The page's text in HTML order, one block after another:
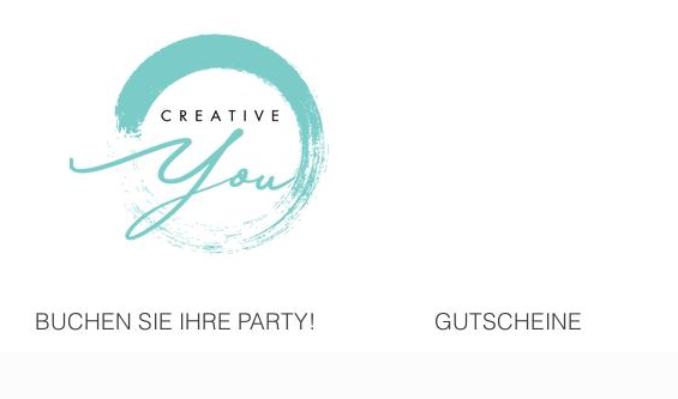
BUCHEN SIE IHRE PARTY! GUTSCHEINE